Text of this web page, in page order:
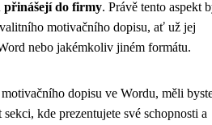
do firmy. Právě tento aspekt
motivačního dopisu, ať už jej
nebo jakémkoliv jiném formátu.
dopisu ve Wordu, měli
kde prezentujete své schopnosti a